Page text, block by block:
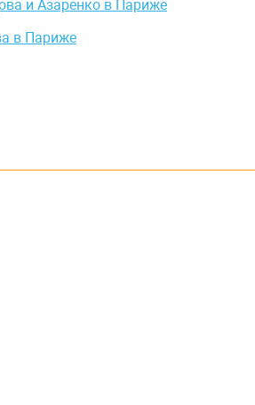
и Азаренко в Париже
в Париже